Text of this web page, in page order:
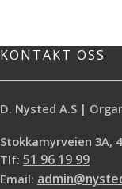
KONTAKT OSS
D. Nysted A.S |
Stokkamyrveien 3A,
Tlf: 51 96 19 99
Email: